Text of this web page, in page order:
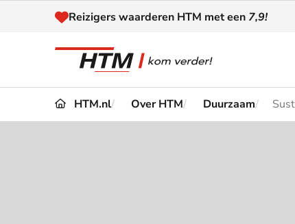
Naar inhoud
Reizigers waarderen HTM met een 7,9!
HTM.nl Over HTM Duurzaam